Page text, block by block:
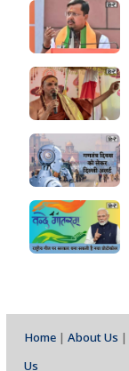
Home| About Us |
Us